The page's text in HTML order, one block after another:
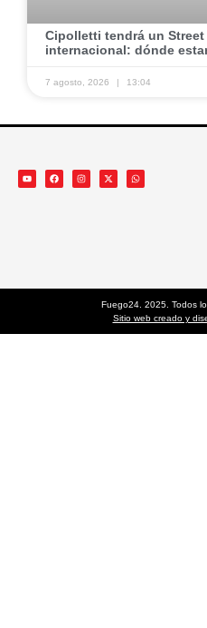
​Cipolletti tendrá un Street
internacional: dónde
7 agosto, 2026 13:04
Fuego24. 2025. Todos
Sitio web creado y